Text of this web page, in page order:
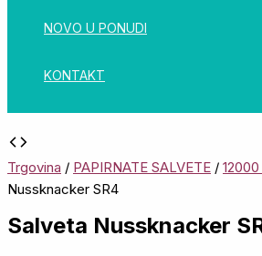
NOVO U PONUDI
KONTAKT
Trgovina / PAPIRNATE SALVETE /
Nussknacker SR4
Salveta Nussknacker